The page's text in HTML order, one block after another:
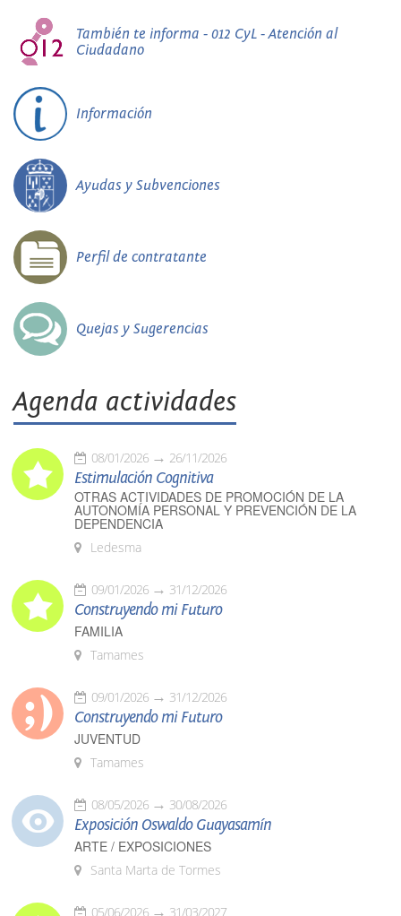
También te informa - 012 CyL - Atención al
Ciudadano
Información
Ayudas y Subvenciones
Perfil de contratante
Quejas y Sugerencias
Agenda actividades
08/01/2026 26/11/2026
Estimulación Cognitiva
OTRAS ACTIVIDADES DE PROMOCIÓN DE LA
AUTONOMÍA PERSONAL Y PREVENCIÓN DE LA
DEPENDENCIA
Ledesma
09/01/2026 31/12/2026
Construyendo mi Futuro
FAMILIA
Tamames
09/01/2026 31/12/2026
Construyendo mi Futuro
JUVENTUD
Tamames
08/05/2026 30/08/2026
Exposición Oswaldo Guayasamín
ARTE / EXPOSICIONES
Santa Marta de Tormes
05/06/2026 31/03/2027